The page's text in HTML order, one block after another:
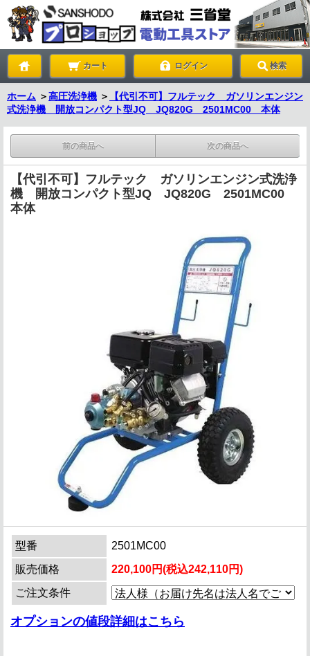
カート ログイン 検索
ホーム ＞高圧洗浄機 ＞
【代引不可】フルテック ガソリンエンジン
式洗浄機 開放コンパクト型JQ JQ820G 2501MC00 本体
前の商品へ 次の商品へ
【代引不可】フルテック ガソリンエンジン式洗浄
機 開放コンパクト型JQ JQ820G 2501MC00
本体
型番
2501MC00
販売価格
220,100円(税込242,110円)
ご注文条件
オプションの値段詳細はこちら